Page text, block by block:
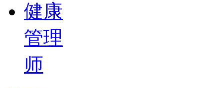
健康
管理
师